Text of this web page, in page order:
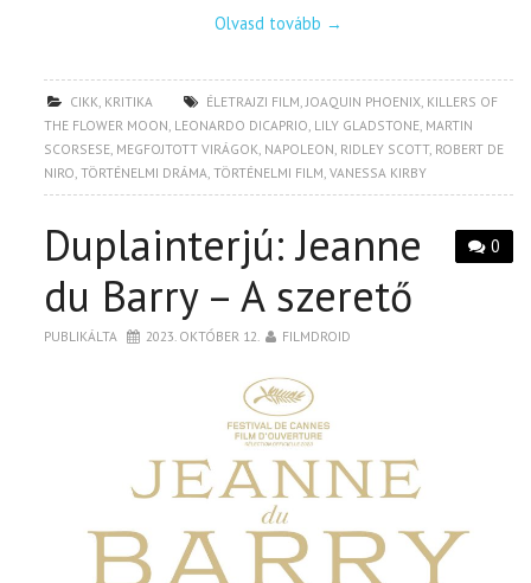
Olvasd tovább →
CIKK KRITIKA ÉLETRAJZI FILM JOAQUIN PHOENIX KILLERS OF
THE FLOWER MOON LEONARDO DICAPRIO LILY GLADSTONE MARTIN
SCORSESE MEGFOJTOTT VIRÁGOK NAPOLEON RIDLEY SCOTT, ROBERT DE
NIRO ,TÖRTÉNELMI DRÁMA ,TÖRTÉNELMI FILM ,VANESSA KIRBY
0
Duplainterjú: Jeanne
du Barry – A szerető
PUBLIKÁLTA 2023. OKTÓBER 12. FILMDROID